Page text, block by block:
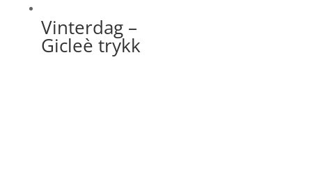
Vinterdag –
Gicleè trykk